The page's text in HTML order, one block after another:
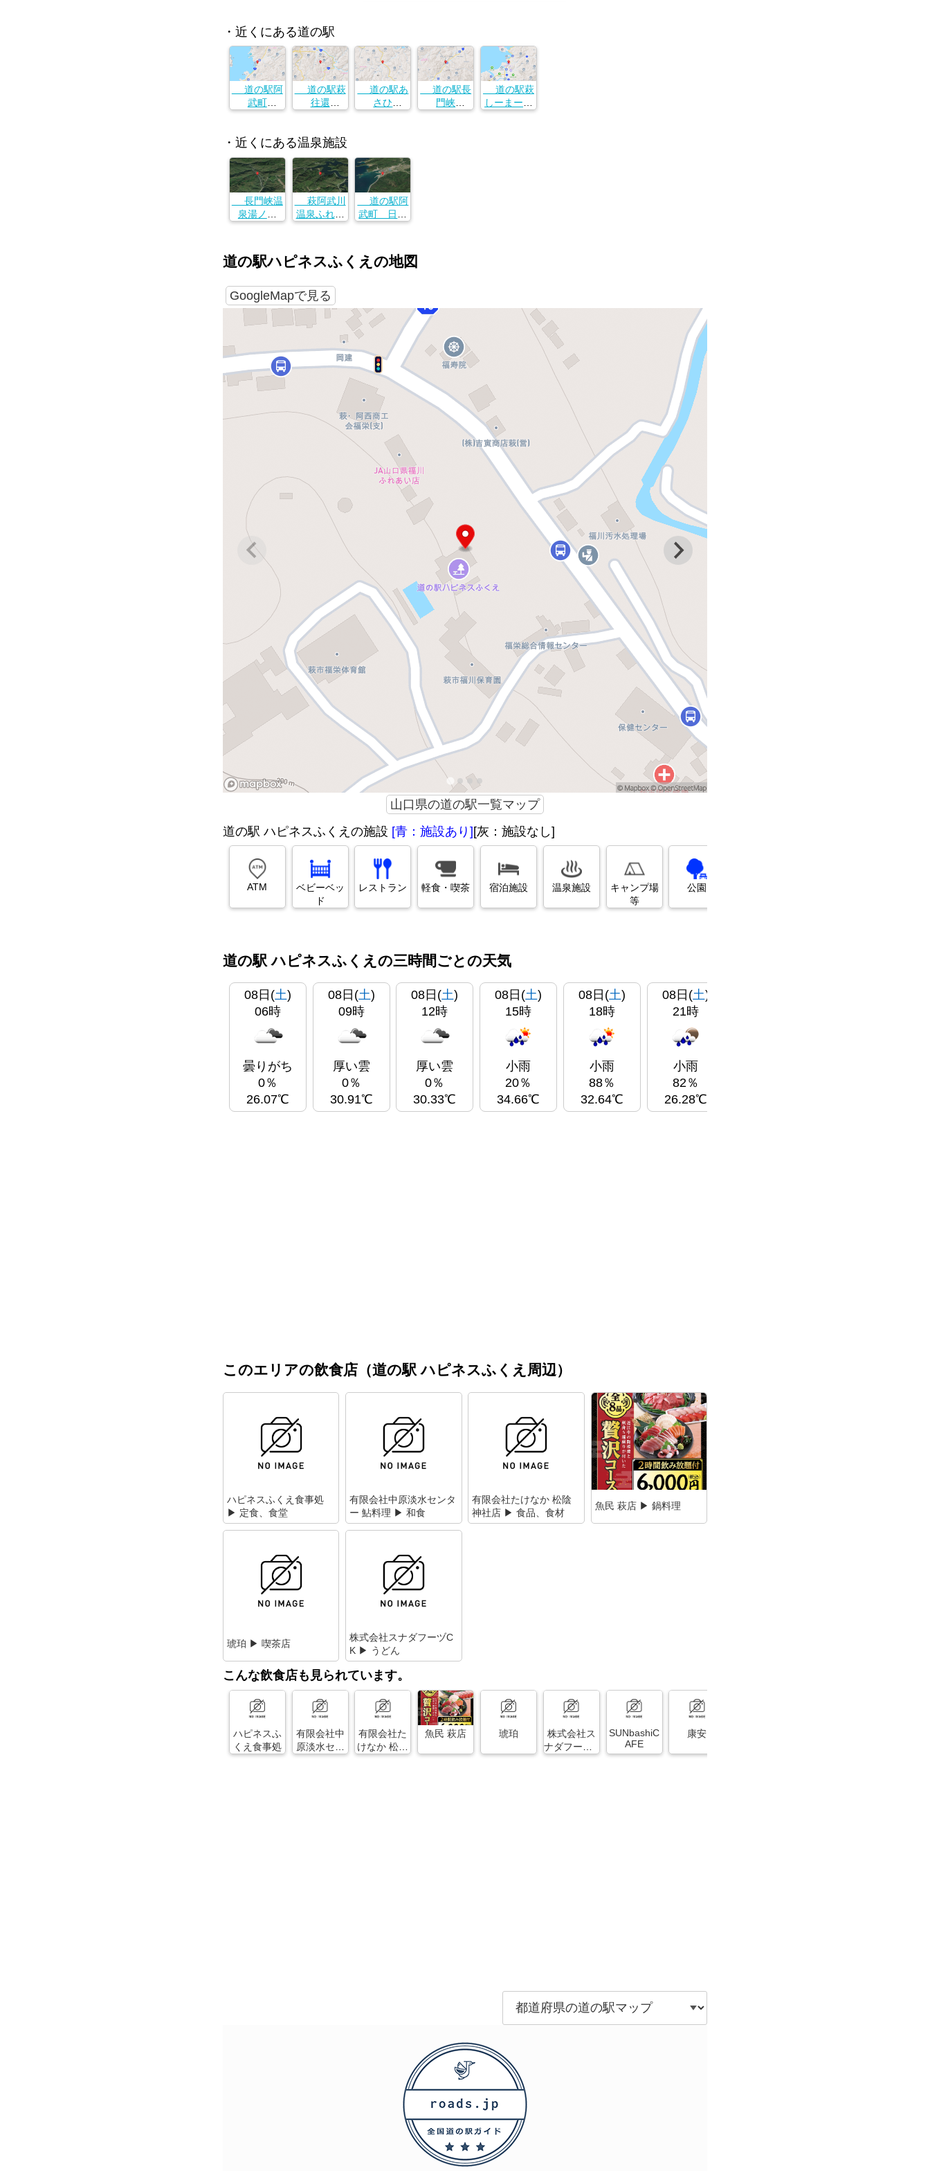
・近くにある道の駅
道の駅阿
武町
2
道の駅萩
往還
2
道の駅あ
さひ
道の駅長
門峡
道の駅萩
しーまーと
・近くにある温泉施設
長門峡温
泉湯ノ瀬
９−６１
萩阿武川
温泉ふれあ
川上字岡４
８９２−１
道の駅阿
武町 日本
山口県阿武
郡阿武町大
道の駅ハピネスふくえの地図
GoogleMapで見る
山口県の道の駅一覧マップ
道の駅 ハピネスふくえの施設 [青：施設あり][灰：施設なし]
ATM
ベビーベッ
ド
レストラン 軽食・喫茶 宿泊施設 温泉施設
キャンプ場
等
公園
道の駅 ハピネスふくえの三時間ごとの天気
08日(土)
06時
曇りがち
0％
26.07℃
08日(土)
09時
厚い雲
0％
30.91℃
08日(土)
12時
厚い雲
0％
30.33℃
08日(土)
15時
小雨
20％
34.66℃
08日(土)
18時
小雨
88％
32.64℃
08日(土)
21時
小雨
82％
26.28℃
このエリアの飲食店（道の駅 ハピネスふくえ周辺）
ハピネスふくえ食事処
▶ 定食、食堂
有限会社中原淡水センタ
ー 鮎料理 ▶ 和食
有限会社たけなか 松陰
神社店 ▶ 食品、食材
魚民 萩店 ▶ 鍋料理
琥珀 ▶ 喫茶店
株式会社スナダフーヅC
K ▶ うどん
こんな飲食店も見られています。
ハピネスふ
くえ食事処
有限会社中
原淡水セン
有限会社た
けなか 松陰
魚民 萩店 琥珀
株式会社ス
ナダフーヅC
K
SUNbashiC
AFE
康安